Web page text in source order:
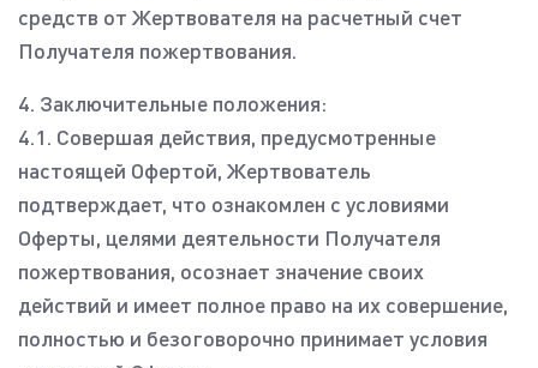
средств от Жертвователя на расчетный счет
Получателя пожертвования.
4. Заключительные положения:
4.1. Совершая действия, предусмотренные
настоящей Офертой, Жертвователь
подтверждает, что ознакомлен с условиями
Оферты, целями деятельности Получателя
пожертвования, осознает значение своих
действий и имеет полное право на их совершение,
полностью и безоговорочно принимает условия